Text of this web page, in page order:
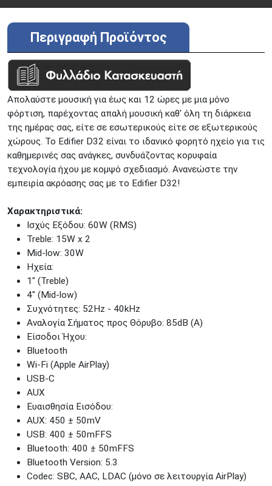
Περιγραφή Προϊόντος
Απολαύστε μουσική για έως και 12 ώρες με μια μόνο
φόρτιση, παρέχοντας απαλή μουσική καθ' όλη τη διάρκεια
της ημέρας σας, είτε σε εσωτερικούς είτε σε εξωτερικούς
χώρους. Το Edifier D32 είναι το ιδανικό φορητό ηχείο για τις
καθημερινές σας ανάγκες, συνδυάζοντας κορυφαία
τεχνολογία ήχου με κομψό σχεδιασμό. Ανανεώστε την
εμπειρία ακρόασης σας με το Edifier D32!
Χαρακτηριστικά:
Ισχύς Εξόδου: 60W (RMS)
Treble: 15W x 2
Mid-low: 30W
Ηχεία:
1" (Treble)
4" (Mid-low)
Συχνότητες: 52Hz - 40kHz
Αναλογία Σήματος προς Θόρυβο: 85dB (A)
Είσοδοι Ήχου:
Bluetooth
Wi-Fi (Apple AirPlay)
USB-C
AUX
Ευαισθησία Εισόδου:
AUX: 450 ± 50mV
USB: 400 ± 50mFFS
Bluetooth: 400 ± 50mFFS
Bluetooth Version: 5.3
Codec: SBC, AAC, LDAC (μόνο σε λειτουργία AirPlay)